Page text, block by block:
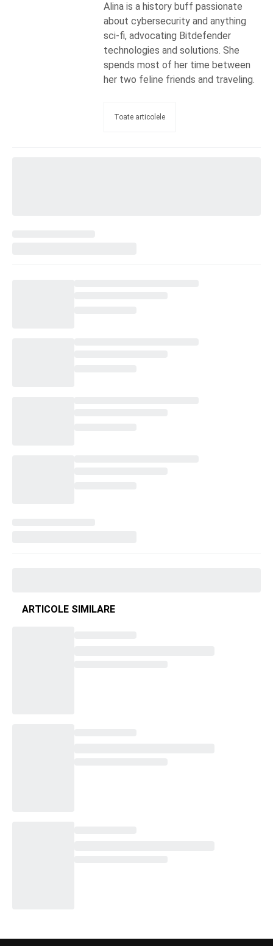
Alina is a history buff passionate
about cybersecurity and anything
sci-fi, advocating Bitdefender
technologies and solutions. She
spends most of her time between
her two feline friends and traveling.
Toate articolele
ARTICOLE SIMILARE